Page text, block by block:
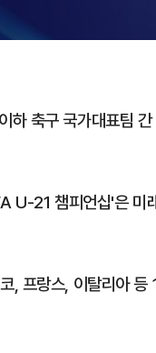
하 축구 국가대표팀
21 챔피언십'은 미
, 프랑스, 이탈리아